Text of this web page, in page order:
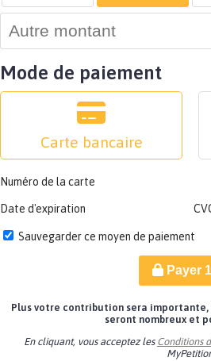
Mode de paiement
Carte bancaire
Numéro de la carte
Date d'expiration
Sauvegarder ce moyen de paiement
Payer
Plus votre contribution sera
seront nombreux et
En cliquant, vous acceptez les Conditions